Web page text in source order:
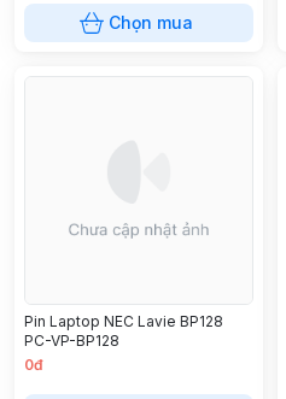
FPB0305S
Chọn mua
Pin Laptop NEC Lavie BP128
PC-VP-BP128
0đ